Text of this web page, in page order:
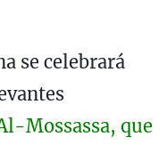
se celebrará
Mossassa, que